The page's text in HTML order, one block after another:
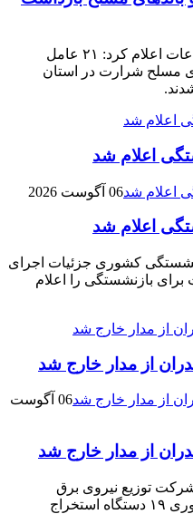
محمودآباد آنلاین : وزارت اطلاعات اعلام کرد: ۲۱ عامل
مسلح شرارت در استان
اعلام شد
06 آگوست 2026
اعلام شد
کشوری جزئیات اجرای
بازنشستگی را اعلام
06 آگوست
شرکت توزیع نیروی برق
مازندران از شناسایی و جمع‌آوری ۱۹ دستگاه استخراج